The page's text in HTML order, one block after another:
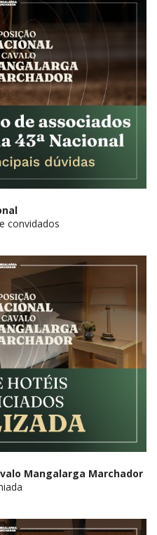
convidados
Mangalarga Marchador